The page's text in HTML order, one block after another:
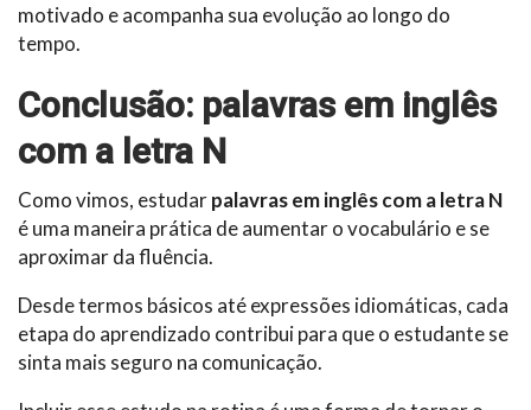
motivado e acompanha sua evolução ao longo do
tempo.
Conclusão: palavras em inglês
com a letra N
Como vimos, estudarpalavras em inglês com a letra N
é uma maneira prática de aumentar o vocabulário e se
aproximar da fluência.
Desde termos básicos até expressões idiomáticas, cada
etapa do aprendizado contribui para que o estudante se
sinta mais seguro na comunicação.